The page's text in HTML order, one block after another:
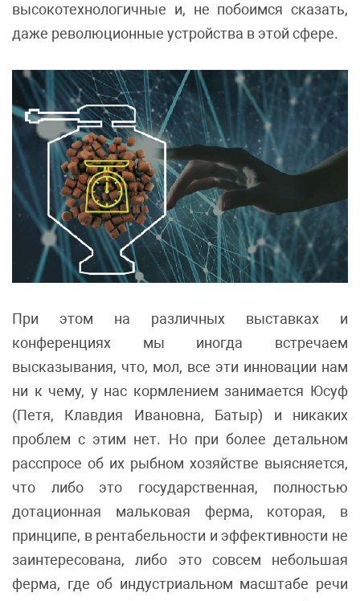
высокотехнологичные и, не побоимся сказать,
даже революционные устройства в этой сфере.
При этом на различных выставках и
конференциях мы иногда встречаем
высказывания, что, мол, все эти инновации нам
ни к чему, у нас кормлением занимается Юсуф
(Петя, Клавдия Ивановна, Батыр) и никаких
проблем с этим нет. Но при более детальном
расспросе об их рыбном хозяйстве выясняется,
что либо это государственная, полностью
дотационная мальковая ферма, которая, в
принципе, в рентабельности и эффективности не
заинтересована, либо это совсем небольшая
ферма, где об индустриальном масштабе речи